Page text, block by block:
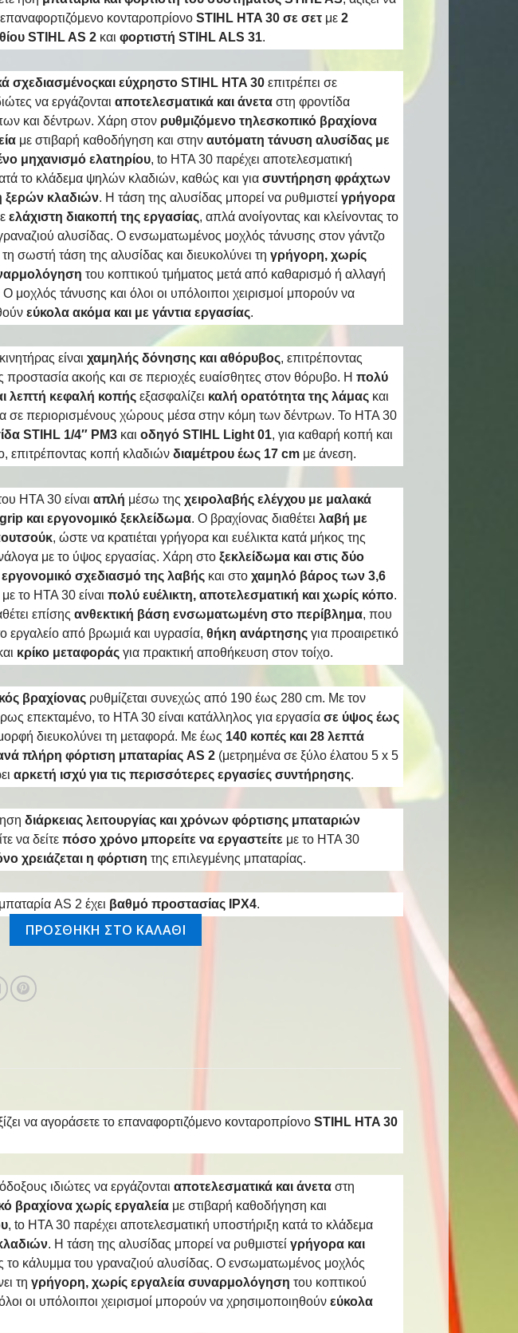
κονταροπρίονο STIHL HTA 30 σε σετ με 2
STIHL AS 2 και φορτιστή STIHL ALS 31.
σχεδιασμένοςκαι εύχρηστο STIHL HTA 30 επιτρέπει σε
να εργάζονται αποτελεσματικά και άνετα στη φροντίδα
και δέντρων. Χάρη στον ρυθμιζόμενο τηλεσκοπικό βραχίονα
με στιβαρή καθοδήγηση και στην αυτόματη τάνυση αλυσίδας με
μηχανισμό ελατηρίου, tο HTA 30 παρέχει αποτελεσματική
το κλάδεμα ψηλών κλαδιών, καθώς και για συντήρηση φράχτων
ξερών κλαδιών. Η τάση της αλυσίδας μπορεί να ρυθμιστεί γρήγορα
ελάχιστη διακοπή της εργασίας, απλά ανοίγοντας και κλείνοντας το
αλυσίδας. Ο ενσωματωμένος μοχλός τάνυσης στον γάντζο
τη σωστή τάση της αλυσίδας και διευκολύνει τη γρήγορη, χωρίς
του κοπτικού τμήματος μετά από καθαρισμό ή αλλαγή
μοχλός τάνυσης και όλοι οι υπόλοιποι χειρισμοί μπορούν να
εύκολα ακόμα και με γάντια εργασίας.
είναι χαμηλής δόνησης και αθόρυβος, επιτρέποντας
προστασία ακοής και σε περιοχές ευαίσθητες στον θόρυβο. Η πολύ
λεπτή κεφαλή κοπής εξασφαλίζει καλή ορατότητα της λάμας και
σε περιορισμένους χώρους μέσα στην κόμη των δέντρων. To HTA 30
STIHL 1/4″ PM3 και οδηγό STIHL Light 01, για καθαρή κοπή και
επιτρέποντας κοπή κλαδιών διαμέτρου έως 17 cm με άνεση.
HTA 30 είναι απλή μέσω της χειρολαβής ελέγχου με μαλακά
και εργονομικό ξεκλείδωμα. Ο βραχίονας διαθέτει λαβή με
, ώστε να κρατιέται γρήγορα και ευέλικτα κατά μήκος της
με το ύψος εργασίας. Χάρη στο ξεκλείδωμα και στις δύο
εργονομικό σχεδιασμό της λαβής και στο χαμηλό βάρος των 3,6
το HTA 30 είναι πολύ ευέλικτη, αποτελεσματική και χωρίς κόπο.
επίσης ανθεκτική βάση ενσωματωμένη στο περίβλημα, που
εργαλείο από βρωμιά και υγρασία, θήκη ανάρτησης για προαιρετικό
κρίκο μεταφοράς για πρακτική αποθήκευση στον τοίχο.
βραχίονας ρυθμίζεται συνεχώς από 190 έως 280 cm. Με τον
επεκταμένο, το HTA 30 είναι κατάλληλος για εργασία σε ύψος έως
διευκολύνει τη μεταφορά. Με έως 140 κοπές και 28 λεπτά
πλήρη φόρτιση μπαταρίας AS 2 (μετρημένα σε ξύλο έλατου 5 x 5
αρκετή ισχύ για τις περισσότερες εργασίες συντήρησης.
διάρκειας λειτουργίας και χρόνων φόρτισης μπαταριών
να δείτε πόσο χρόνο μπορείτε να εργαστείτε με το HTA 30
χρειάζεται η φόρτιση της επιλεγμένης μπαταρίας.
AS 2 έχει βαθμό προστασίας IPX4.
HTA 30.0 SET 2 AS2 ALS 31 ποσότητα
ΠΡΟΣΘΗΚΗ ΣΤΟ ΚΑΛΑΘΙ
να αγοράσετε το επαναφορτιζόμενο κονταροπρίονο STIHL HTA 30
ιδιώτες να εργάζονται αποτελεσματικά και άνετα στη
βραχίονα χωρίς εργαλεία με στιβαρή καθοδήγηση και
, tο HTA 30 παρέχει αποτελεσματική υποστήριξη κατά το κλάδεμα
. Η τάση της αλυσίδας μπορεί να ρυθμιστεί γρήγορα και
το κάλυμμα του γραναζιού αλυσίδας. Ο ενσωματωμένος μοχλός
τη γρήγορη, χωρίς εργαλεία συναρμολόγηση του κοπτικού
οι υπόλοιποι χειρισμοί μπορούν να χρησιμοποιηθούν εύκολα